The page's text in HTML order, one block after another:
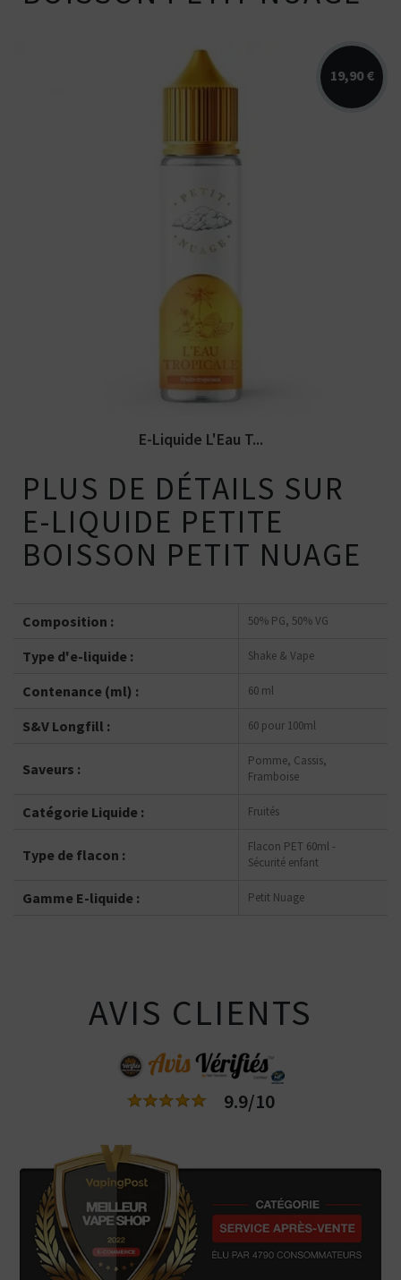
19,90 €
Arômes : mangue, fruit de la passion,
orange. Petit Nuage. E-liquide...
E-Liquide L'Eau T...
PLUS DE DÉTAILS SUR
E-LIQUIDE PETITE
BOISSON PETIT NUAGE
Composition : 50% PG, 50% VG
Type d'e-liquide : Shake & Vape
Contenance (ml) : 60 ml
S&V Longfill : 60 pour 100ml
Saveurs :
Pomme, Cassis,
Framboise
Catégorie Liquide : Fruités
Type de flacon :
Flacon PET 60ml -
Sécurité enfant
Gamme E-liquide : Petit Nuage
AVIS CLIENTS
9.9/10